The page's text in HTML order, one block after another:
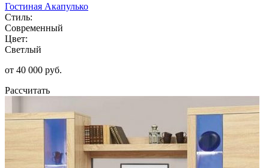
Гостиная Акапулько
Стиль:
Современный
Цвет:
Светлый
от 40 000 руб.
Рассчитать